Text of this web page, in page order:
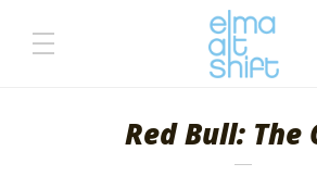
Red Bull: The